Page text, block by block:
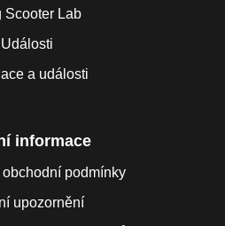
Scooter Lab
Události
a události
informace
podmínky
upozornění